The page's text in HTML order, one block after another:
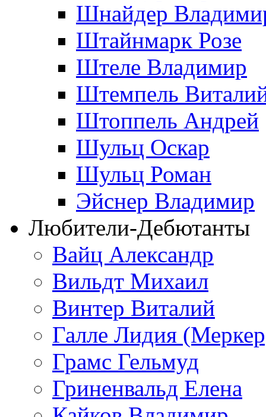
Шнайдер
Штайнмарк Розe
Штеле Владимир
Штемпель
Штоппель Андрей
Шульц Оскар
Шульц Роман
Эйснер Владимир
Любители-Дебютанты
Вайц Александр
Вильдт Михаил
Винтер Виталий
Галле Лидия
Грамс Гельмуд
Гриненвальд Елена